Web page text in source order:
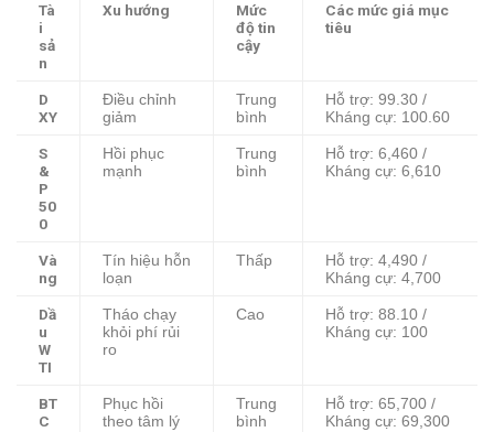
Tà
i
sả
n
Xu hướng
Mức
độ tin
cậy
Các mức giá mục
tiêu
D
XY
Điều chỉnh
giảm
Trung
bình
Hỗ trợ: 99.30 /
Kháng cự: 100.60
S
&
P
50
0
Hồi phục
mạnh
Trung
bình
Hỗ trợ: 6,460 /
Kháng cự: 6,610
Và
ng
Tín hiệu hỗn
loạn
Thấp
Hỗ trợ: 4,490 /
Kháng cự: 4,700
Dầ
u
W
TI
Tháo chạy
khỏi phí rủi
ro
Cao
Hỗ trợ: 88.10 /
Kháng cự: 100
BT
C
Phục hồi
theo tâm lý
Trung
bình
Hỗ trợ: 65,700 /
Kháng cự: 69,300